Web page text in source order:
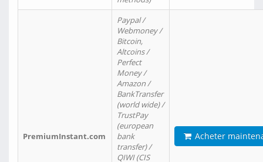
PremiumInstant.com
Paypal /
Webmoney /
Bitcoin,
Altcoins /
Perfect
Money /
Amazon /
BankTransfer
(world wide) /
TrustPay
(european
bank
transfer) /
QIWI (CIS
Acheter